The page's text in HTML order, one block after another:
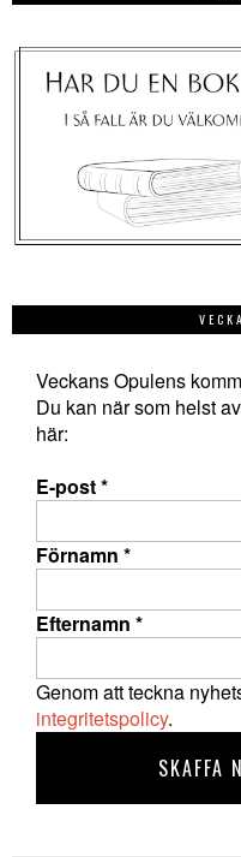
Veckans Opulens
Du kan när som helst
här:
E-post*
Förnamn *
Efternamn *
Genom att teckna
integritetspolicy.